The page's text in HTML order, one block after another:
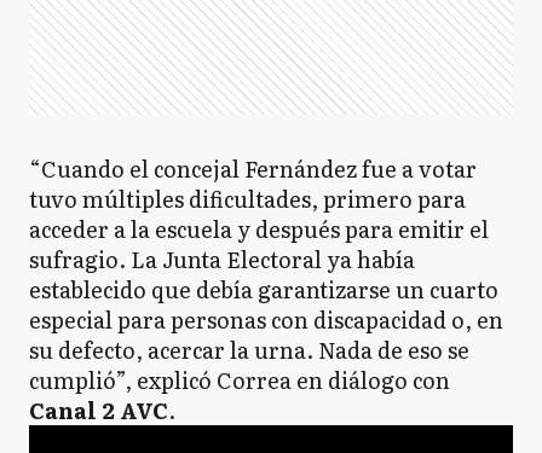
“Cuando el concejal Fernández fue a votar
tuvo múltiples dificultades, primero para
acceder a la escuela y después para emitir el
sufragio. La Junta Electoral ya había
establecido que debía garantizarse un cuarto
especial para personas con discapacidad o, en
su defecto, acercar la urna. Nada de eso se
cumplió”, explicó Correa en diálogo con
Canal 2 AVC.